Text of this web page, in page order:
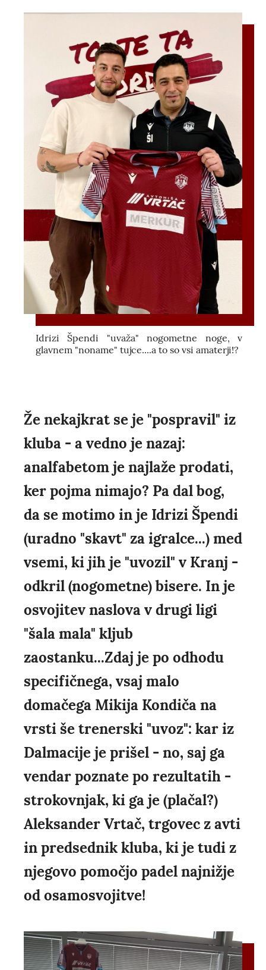
Idrizi Špendi "uvaža" nogometne noge, v
glavnem "noname" tujce....a to so vsi amaterji!?
Že nekajkrat se je "pospravil" iz
kluba - a vedno je nazaj:
analfabetom je najlaže prodati,
ker pojma nimajo? Pa dal bog,
da se motimo in je Idrizi Špendi
(uradno "skavt" za igralce...) med
vsemi, ki jih je "uvozil" v Kranj -
odkril (nogometne) bisere. In je
osvojitev naslova v drugi ligi
"šala mala" kljub
zaostanku...Zdaj je po odhodu
specifičnega, vsaj malo
domačega Mikija Kondiča na
vrsti še trenerski "uvoz": kar iz
Dalmacije je prišel - no, saj ga
vendar poznate po rezultatih -
strokovnjak, ki ga je (plačal?)
Aleksander Vrtač, trgovec z avti
in predsednik kluba, ki je tudi z
njegovo pomočjo padel najnižje
od osamosvojitve!